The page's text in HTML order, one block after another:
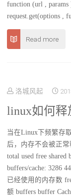
function (url ,
request.get(options ,
Read more
洛城风起
linux如何释
当在Linux下频繁存
后，内存不会被正
total used free shared
buffers/cache: 3286
已经使用的内存数
额 buffers buffer